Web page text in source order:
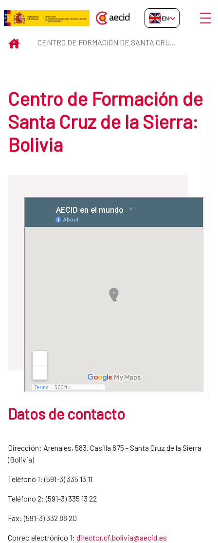
Skip to Main Content
Centro de Formación de Santa
EN-GB
INICIO CENTRO DE FORMACIÓN DE SANTA CRUZ DE LA SIERRA: BOLIVIA
Centro de Formación de
Santa Cruz de la Sierra:
Bolivia
Datos de contacto
Dirección: Arenales, 583. Casilla 875 - Santa Cruz de la Sierra
(Bolivia)
Teléfono 1: (591-3) 335 13 11
Teléfono 2: (591-3) 335 13 22
Fax: (591-3) 332 88 20
Correo electrónico 1: director.cf.bolivia@aecid.es